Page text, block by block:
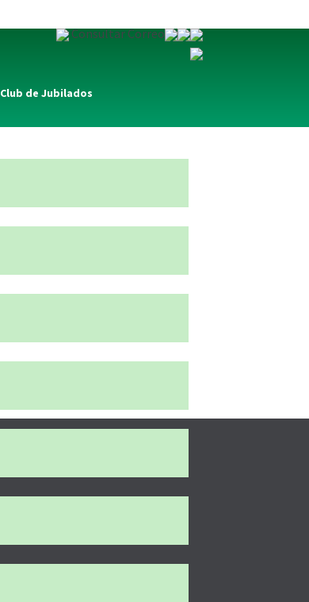
Consultar Correo
Club de Jubilados